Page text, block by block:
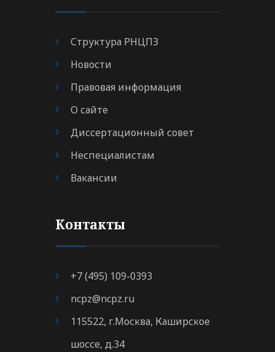
Структура РНЦПЗ
Новости
Правовая информация
О сайте
Диссертационный совет
Неспециалистам
Вакансии
Контакты
+7 (495) 109-0393
ncpz@ncpz.ru
115522, г.Москва, Каширское
шоссе, д.34